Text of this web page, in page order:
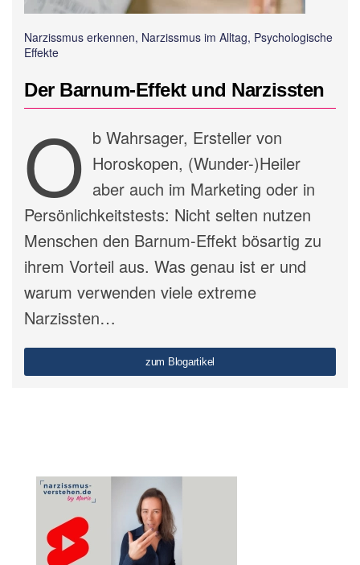
Narzissmus erkennen, Narzissmus im Alltag, Psychologische
Effekte
Der Barnum-Effekt und Narzissten
O b Wahrsager, Ersteller von
Horoskopen, (Wunder-)Heiler
aber auch im Marketing oder in
Persönlichkeitstests: Nicht selten nutzen
Menschen den Barnum-Effekt bösartig zu
ihrem Vorteil aus. Was genau ist er und
warum verwenden viele extreme
Narzissten…
zum Blogartikel